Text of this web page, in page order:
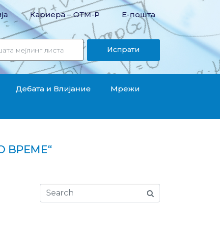
Кариера – OТМ-Р Е-пошта
Испрати
Дебата и Влијание Мрежи
ВРЕМЕ“